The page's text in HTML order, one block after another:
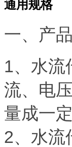
通用规格
一、产
1、水流
流、电
量成一
2、水流